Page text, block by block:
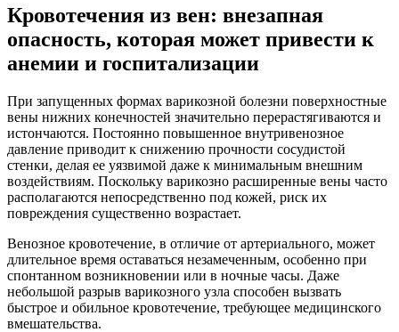
Кровотечения из вен: внезапная
опасность, которая может привести к
анемии и госпитализации
При запущенных формах варикозной болезни поверхностные
вены нижних конечностей значительно перерастягиваются и
истончаются. Постоянно повышенное внутривенозное
давление приводит к снижению прочности сосудистой
стенки, делая ее уязвимой даже к минимальным внешним
воздействиям. Поскольку варикозно расширенные вены часто
располагаются непосредственно под кожей, риск их
повреждения существенно возрастает.
Венозное кровотечение, в отличие от артериального, может
длительное время оставаться незамеченным, особенно при
спонтанном возникновении или в ночные часы. Даже
небольшой разрыв варикозного узла способен вызвать
быстрое и обильное кровотечение, требующее медицинского
вмешательства.